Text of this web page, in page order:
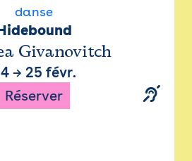
danse
Givanovitch
→ 25 févr.
Réserver